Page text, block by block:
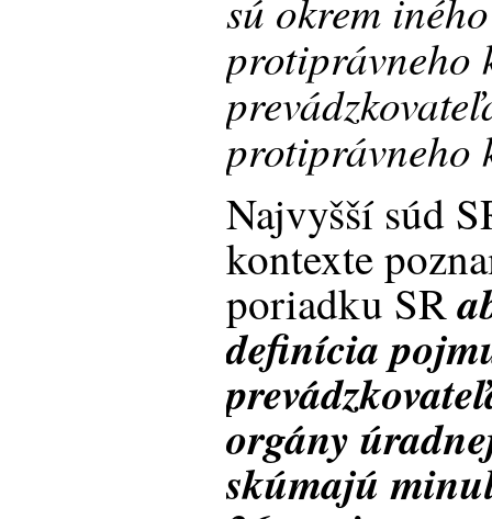
protiprávneho
protiprávneho
Najvyšší súd
kontexte
poriadku SR
definícia
orgány
skúmajú